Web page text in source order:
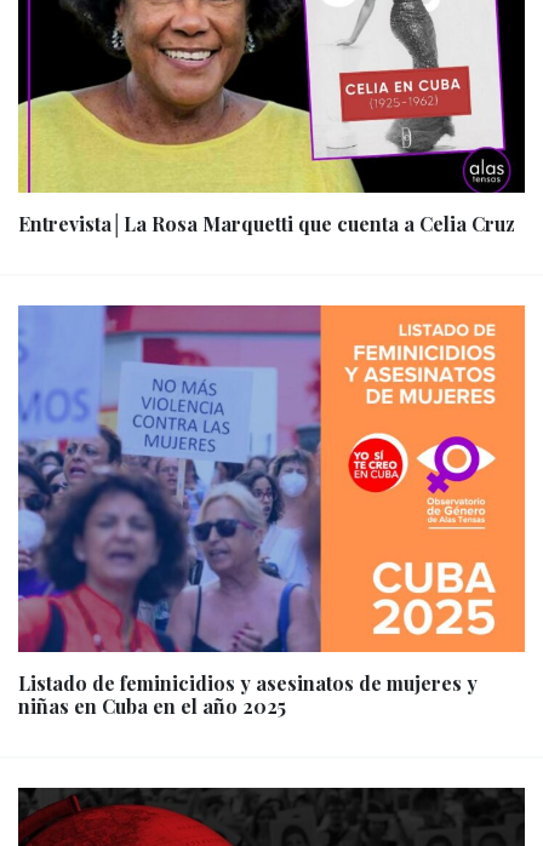
Entrevista│La Rosa Marquetti que cuenta a Celia Cruz
Listado de feminicidios y asesinatos de mujeres y
niñas en Cuba en el año 2025